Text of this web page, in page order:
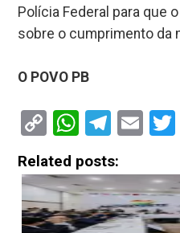
Polícia Federal para que
sobre o cumprimento da
O POVO PB
Copy
Link
Related posts: